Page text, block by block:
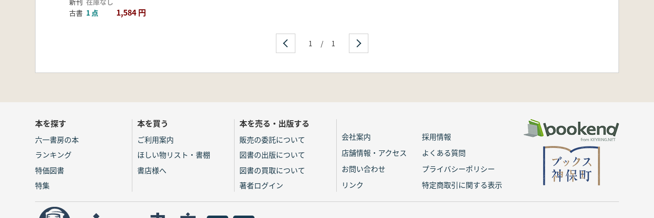
古書 1 点 1,584 円
1 / 1
本を探す
六一書房の本
ランキング
特価図書
特集
本を買う
ご利用案内
ほしい物リスト・書棚
書店様へ
本を売る・出版する
販売の委託について
図書の出版について
図書の買取について
著者ログイン
会社案内
採用情報
店舗情報・アクセス
よくある質問
お問い合わせ
プライバシーポリシー
リンク
特定商取引に関する表示